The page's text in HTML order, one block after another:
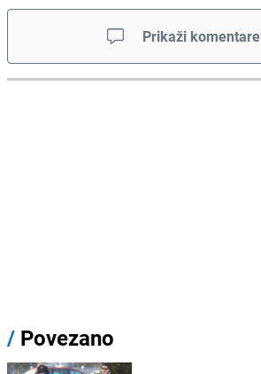
Prikaži komentare
/ Povezano